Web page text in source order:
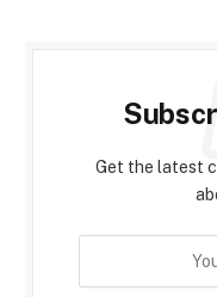
Get the latest